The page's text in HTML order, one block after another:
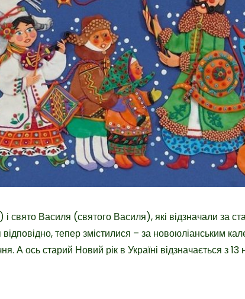
свято Василя (святого Василя), які відзначали за
тепер змістилися – за новоюліанським
А ось старий Новий рік в Україні відзначається з 13